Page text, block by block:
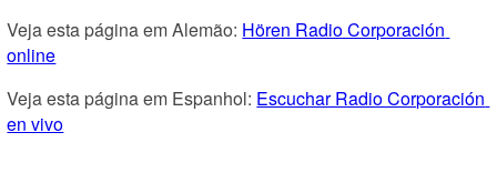
Veja esta página em Alemão: Hören Radio Corporación
online
Veja esta página em Espanhol: Escuchar Radio Corporación
en vivo